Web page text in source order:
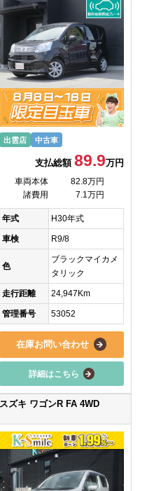
出雲店 中古車
支払総額89.9万円
車両本体
82.8万円
諸費用
7.1万円
年式 H30年式
車検 R9/8
色
ブラックマイカメ
タリック
走行距離 24,947Km
管理番号 53052
在庫お問い合わせ
詳細はこちら
スズキ ワゴンR FA 4WD